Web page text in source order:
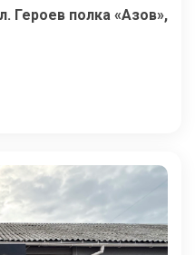
Героев полка «Азов»,